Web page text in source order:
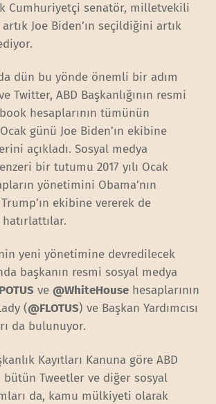
Cumhuriyetçi senatör, milletvekili
Joe Biden’ın seçildiğini artık
dün bu yönde önemli bir adım
Twitter, ABD Başkanlığının resmi
hesaplarının tümünün
günü Joe Biden’ın ekibine
açıkladı. Sosyal medya
bir tutumu 2017 yılı Ocak
yönetimini Obama’nın
ekibine vererek de
yeni yönetimine devredilecek
başkanın resmi sosyal medya
ve @WhiteHouse hesaplarının
(@FLOTUS) ve Başkan Yardımcısı
da bulunuyor.
Kayıtları Kanuna göre ABD
bütün Tweetler ve diğer sosyal
da, kamu mülkiyeti olarak